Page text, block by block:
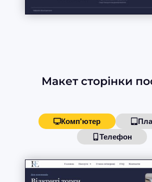
Макет сторінки
Комп'ютер
Телефон